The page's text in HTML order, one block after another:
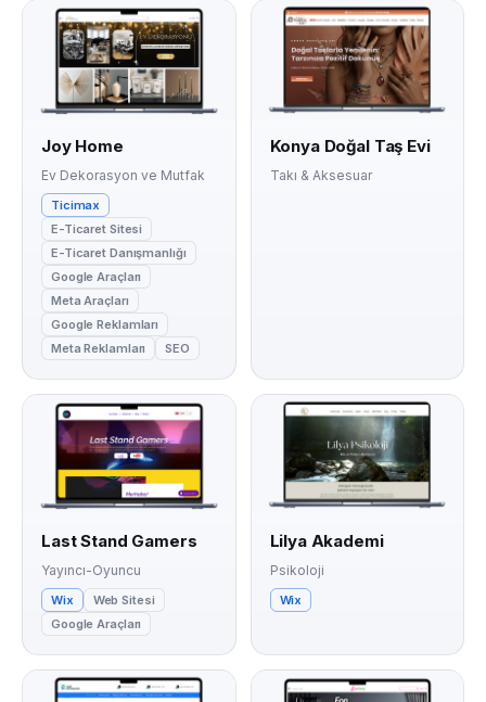
Joy Home
Ev Dekorasyon ve Mutfak
Ticimax
E-Ticaret Sitesi
E-Ticaret Danışmanlığı
Google Araçları
Meta Araçları
Google Reklamları
Meta Reklamları
SEO
Konya Doğal Taş Evi
Takı & Aksesuar
Last Stand Gamers
Yayıncı-Oyuncu
Wix
Web Sitesi
Google Araçları
Lilya Akademi
Psikoloji
Wix